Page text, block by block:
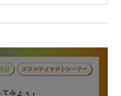
みましょう！皆さまの
す
日時
い